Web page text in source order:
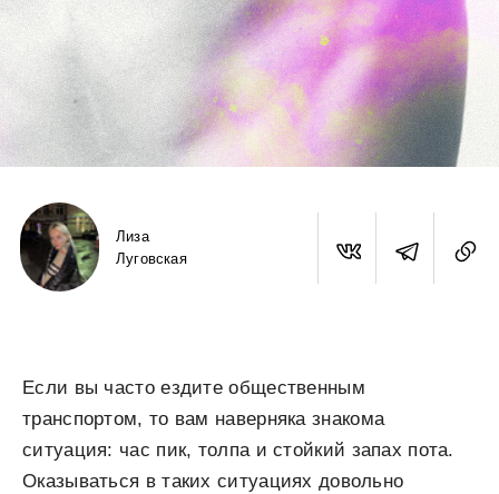
Лиза
Луговская
Если вы часто ездите общественным
транспортом, то вам наверняка знакома
ситуация: час пик, толпа и стойкий запах пота.
Оказываться в таких ситуациях довольно